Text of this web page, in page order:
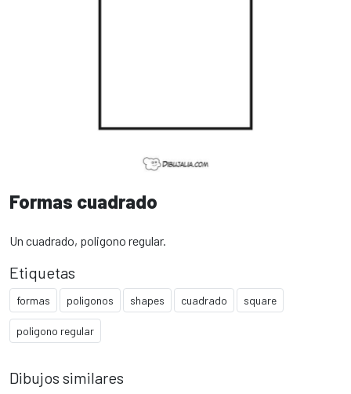
Formas cuadrado
Un cuadrado, poligono regular.
Etiquetas
formas poligonos shapes cuadrado square
poligono regular
Dibujos similares